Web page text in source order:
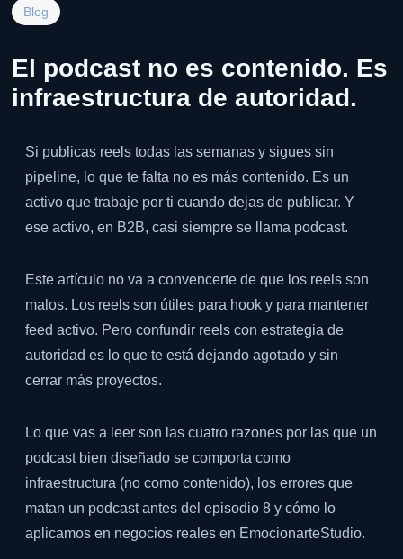
Blog
El podcast no es contenido. Es
infraestructura de autoridad.
Si publicas reels todas las semanas y sigues sin
pipeline, lo que te falta no es más contenido. Es un
activo que trabaje por ti cuando dejas de publicar. Y
ese activo, en B2B, casi siempre se llama podcast.
Este artículo no va a convencerte de que los reels son
malos. Los reels son útiles para hook y para mantener
feed activo. Pero confundir reels con estrategia de
autoridad es lo que te está dejando agotado y sin
cerrar más proyectos.
Lo que vas a leer son las cuatro razones por las que un
podcast bien diseñado se comporta como
infraestructura (no como contenido), los errores que
matan un podcast antes del episodio 8 y cómo lo
aplicamos en negocios reales en EmocionarteStudio.